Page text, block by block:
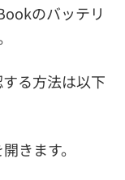
のバッテリ
る方法は以下
きます。